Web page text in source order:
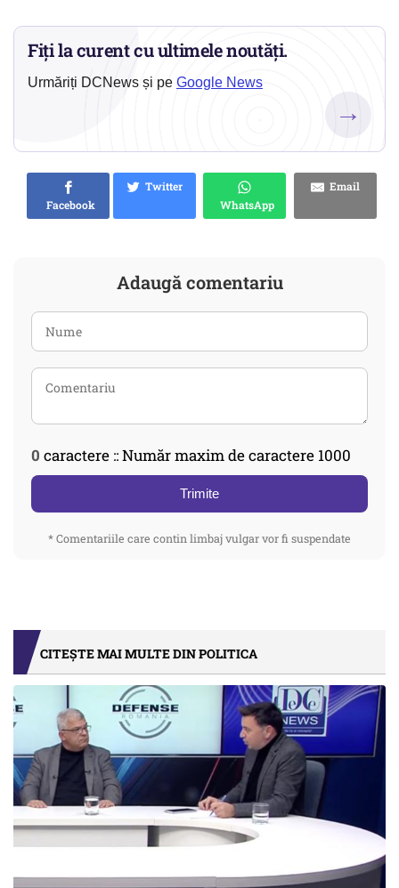
Fiți la curent cu ultimele noutăți.
Urmăriți DCNews și pe Google News
→
Facebook
Twitter
WhatsApp
Email
Adaugă comentariu
0 caractere :: Număr maxim de caractere 1000
Trimite
* Comentariile care contin limbaj vulgar vor fi suspendate
CITEȘTE MAI MULTE DIN POLITICA